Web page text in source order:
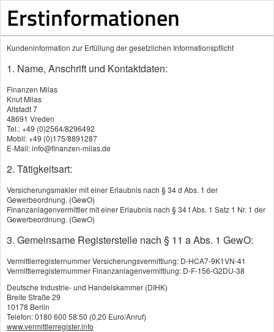
Produkte
Berufs­unfähig­keitsversicherung
Grundfähigkeitsversicherung
Unfall­ver­si­che­rung
Grundfähigkeitsversicherung
Die
Erstinformationen
Kundeninformation zur Erfüllung der gesetzlichen Informationspflicht
1. Name, Anschrift und Kontaktdaten:
Finanzen Milas
Knut Milas
Altstadt 7
48691 Vreden
Tel.: +49 (0)2564/8296492
Mobil: +49 (0)175/8891287
E-Mail: info@finanzen-milas.de
2. Tätigkeitsart:
Versicherungsmakler mit einer Erlaubnis nach § 34 d Abs. 1 der
Gewerbeordnung. (GewO)
Finanzanlagenvermittler mit einer Erlaubnis nach § 34 f Abs. 1 Satz 1 Nr. 1 der
Gewerbeordnung. (GewO)
3. Gemeinsame Registerstelle nach § 11 a Abs. 1 GewO:
Vermittlerregisternummer Versicherungsvermittlung: D-HCA7-9K1VN-41
Vermittlerregisternummer Finanzanlagenvermittlung: D-F-156-G2DU-38
Deutsche Industrie- und Handelskammer (DIHK)
Breite Straße 29
10178 Berlin
Telefon: 0180 600 58 50 (0,20 Euro/Anruf)
www.vermittlerregister.info